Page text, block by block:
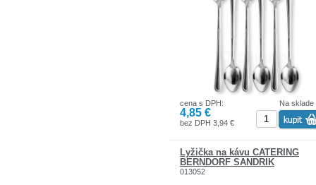
Vynikajúci pomer ceny a kvality!
Na sklade
cena s DPH:
4,85 €
bez DPH 3,94 €
Lyžička na kávu CATERING
BERNDORF SANDRIK
013052